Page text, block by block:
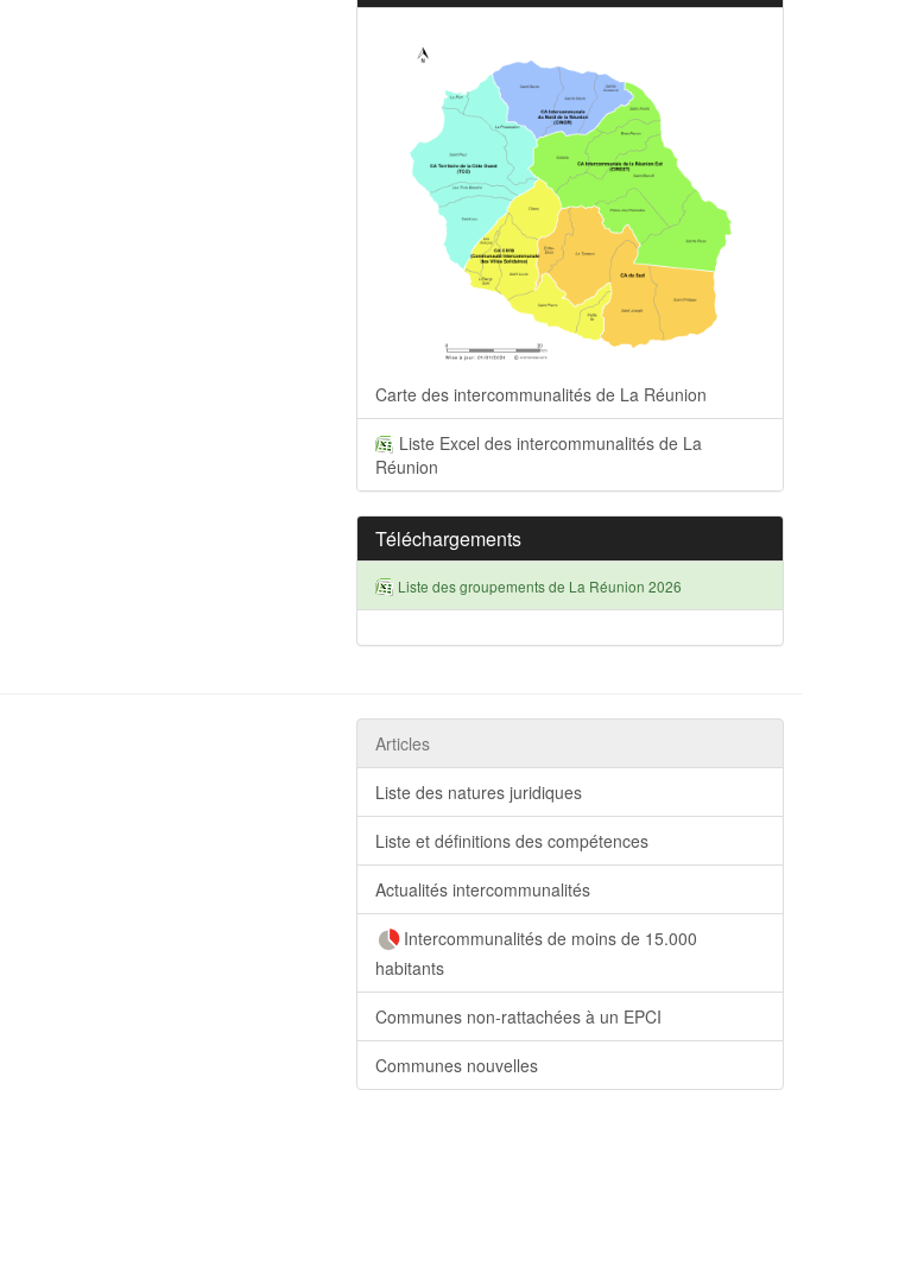
Carte des intercommunalités de La Réunion
Liste Excel des intercommunalités de La
Réunion
Téléchargements
Liste des groupements de La Réunion 2026
Articles
Liste des natures juridiques
Liste et définitions des compétences
Actualités intercommunalités
Intercommunalités de moins de 15.000
habitants
Communes non-rattachées à un EPCI
Communes nouvelles